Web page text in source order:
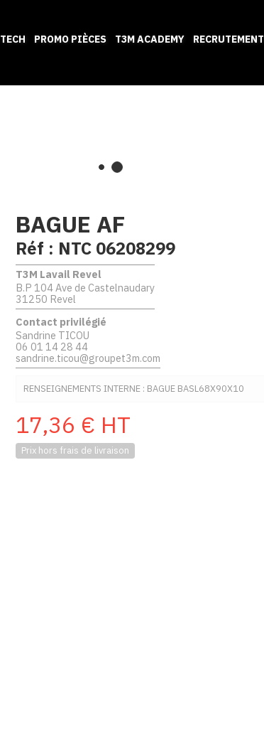
PROMO PIÈCES T3M ACADEMY RECRUTEMENT
BAGUE AF
Réf : NTC 06208299
RENSEIGNEMENTS INTERNE : BAGUE BASL68X90X10
T3M Lavail Revel
B.P 104 Ave de Castelnaudary
31250 Revel
Contact privilégié
Sandrine TICOU
06 01 14 28 44
sandrine.ticou@groupet3m.com
17,36 € HT
Prix hors frais de livraison